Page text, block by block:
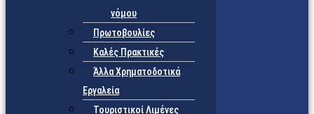
νόμου
Πρωτοβουλίες
Καλές Πρακτικές
Άλλα Χρηματοδοτικά
Εργαλεία
Τουριστικοί Λιμένες